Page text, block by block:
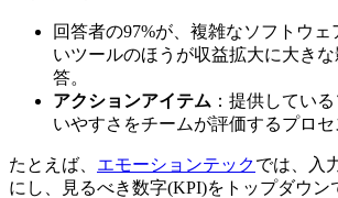
回答者の97%が、複雑なソフトウ
いツールのほうが収益拡大に大き
答。
アクションアイテム ：提供してい
いやすさをチームが評価するプロセ
たとえば、 エモーションテックでは、入
にし、見るべき数字(KPI)をトップダウン